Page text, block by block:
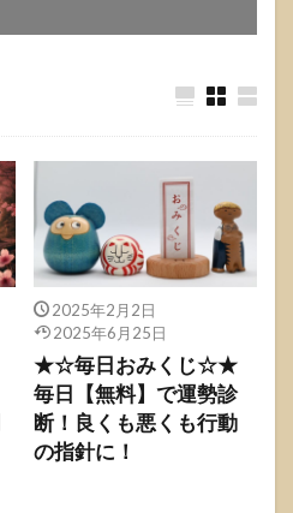
2025年2月2日
2025年6月25日
★☆毎日おみくじ☆★
毎日【無料】で運勢診
断！良くも悪くも行動
の指針に！